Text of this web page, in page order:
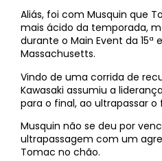
Aliás, foi com Musquin que
mais ácido da temporada,
durante o Main Event da 15ª
Massachusetts.
Vindo de uma corrida de
Kawasaki assumiu a
para o final, ao ultrapassar o
Musquin não se deu por
ultrapassagem com um
Tomac no chão.